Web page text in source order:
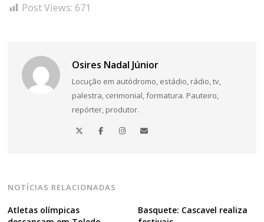
Post Views: 671
Osires Nadal Júnior
Locução em autódromo, estádio, rádio, tv,
palestra, cerimonial, formatura. Pauteiro,
repórter, produtor.
NOTÍCIAS RELACIONADAS
Atletas olímpicas
Basquete: Cascavel realiza